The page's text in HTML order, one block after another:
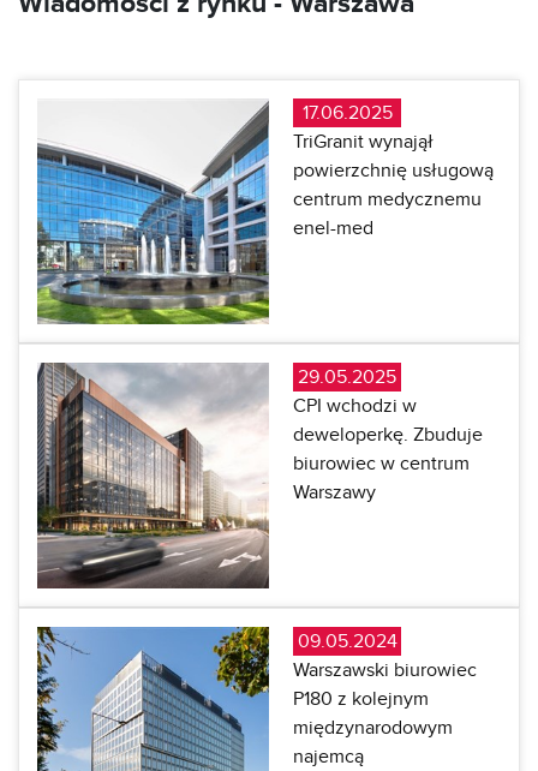
17.06.2025
TriGranit wynajął
powierzchnię usługową
centrum medycznemu
enel-med
29.05.2025
CPI wchodzi w
deweloperkę. Zbuduje
biurowiec w centrum
Warszawy
09.05.2024
Warszawski biurowiec
P180 z kolejnym
międzynarodowym
najemcą